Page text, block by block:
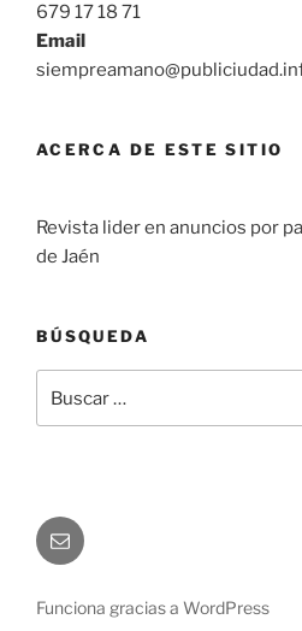
679 17 18 71
Email
ACERCA DE ESTE SITIO
Revista lider en anuncios por
de Jaén
BÚSQUEDA
por:
Correo
electrónico
Funciona gracias a WordPress